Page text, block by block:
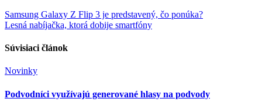
Navigácia
v
článku
Samsung Galaxy Z Flip 3 je predstavený, čo ponúka?
Lesná nabíjačka, ktorá dobije smartfóny
Súvisiaci článok
Novinky
Podvodníci využívajú generované hlasy na podvody